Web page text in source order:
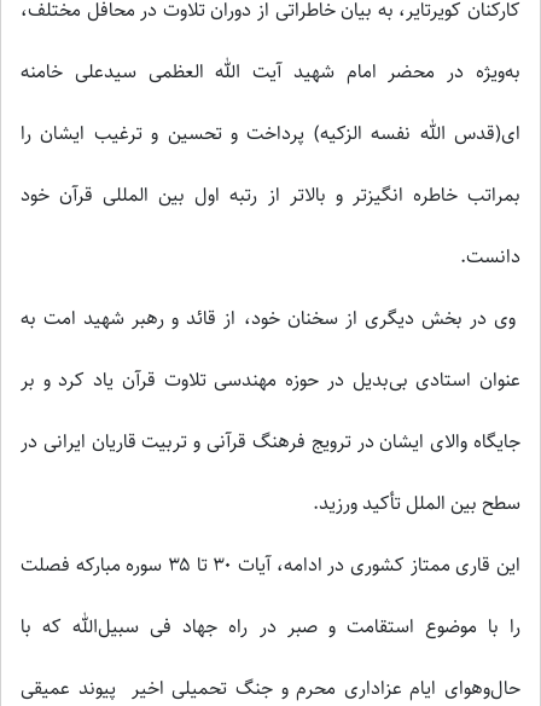
کارکنان کویرتایر، به بیان خاطراتی از دوران تلاوت در محافل مختلف،
به‌ویژه در محضر امام شهید آیت الله العظمی سیدعلی خامنه
ای(قدس الله نفسه الزکیه) پرداخت و تحسین و ترغیب ایشان را
بمراتب خاطره انگیزتر و بالاتر از رتبه اول بین المللی قرآن خود
دانست.
وی در بخش دیگری از سخنان خود، از قائد و رهبر شهید امت به
عنوان استادی بی‌بدیل در حوزه مهندسی تلاوت قرآن یاد کرد و بر
جایگاه والای ایشان در ترویج فرهنگ قرآنی و تربیت قاریان ایرانی در
سطح بین الملل تأکید ورزید.
این قاری ممتاز کشوری در ادامه، آیات ۳۰ تا ۳۵ سوره مبارکه فصلت
را با موضوع استقامت و صبر در راه جهاد فی سبیل‌الله که با
حال‌وهوای ایام عزاداری محرم و جنگ تحمیلی اخیر پیوند عمیقی